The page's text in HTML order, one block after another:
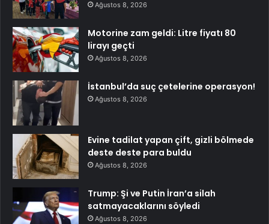
Ağustos 8, 2026
Motorine zam geldi: Litre fiyatı 80
lirayı geçti
Ağustos 8, 2026
İstanbul’da suç çetelerine operasyon!
Ağustos 8, 2026
Evine tadilat yapan çift, gizli bölmede
deste deste para buldu
Ağustos 8, 2026
Trump: Şi ve Putin İran’a silah
satmayacaklarını söyledi
Ağustos 8, 2026